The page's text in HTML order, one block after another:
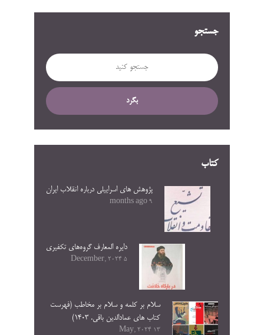
جستجو
بگرد
کتاب
پژوهش های اسراییلی درباره انقلاب ایران
9 months ago
دایره المعارف گروه‌های تکفیری
5 December, 2024
سلام بر کلمه و سلام بر مخاطب (فهرست
کتاب های عمادالدین باقی. ۱۴۰۳)
13 May, 2024